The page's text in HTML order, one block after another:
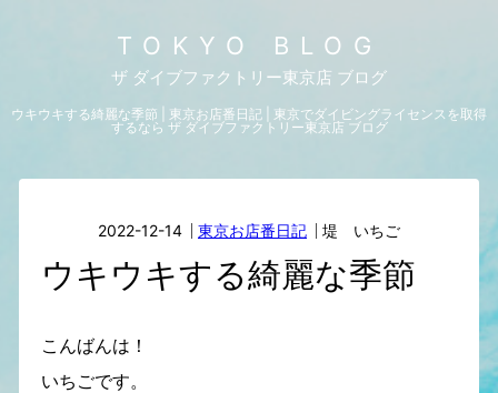
TOKYO BLOG
ザ ダイブファクトリー東京店 ブログ
ウキウキする綺麗な季節 | 東京お店番日記 | 東京でダイビングライセンスを取得
するなら ザ ダイブファクトリー東京店 ブログ
2022-12-14 東京お店番日記 堤 いちご
ウキウキする綺麗な季節
こんばんは！
いちごです。